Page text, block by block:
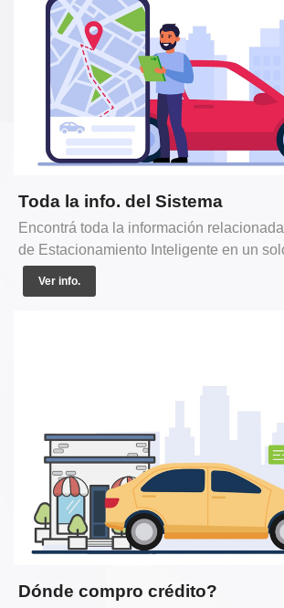
Toda la info. del Sistema
Encontrá toda la información
de Estacionamiento Inteligente en un
Ver info.
Dónde compro crédito?